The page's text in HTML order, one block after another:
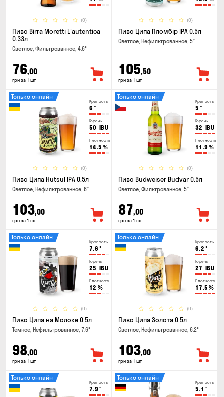
(0)
Пиво Birra Moretti L'autentica
0.33л
Светлое, Фильтрованное, 4.6°
76,00
грн за 1 шт
(0)
Пиво Ципа Пломбір IPA 0.5л
Светлое, Нефильтрованное, 5°
105,50
грн за 1 шт
Крепость
6 °
Горечь
50 IBU
Плотность
14.5 %
(0)
Только онлайн
Пиво Ципа Hutsul IPA 0.5л
Светлое, Нефильтрованное, 6°
103,00
грн за 1 шт
Крепость
5 °
Горечь
32 IBU
Плотность
11.9 %
(0)
Только онлайн
Пиво Budweiser Budvar 0.5л
Светлое, Фильтрованное, 5°
87,00
грн за 1 шт
Крепость
7.6 °
Горечь
25 IBU
Плотность
12 %
(0)
Только онлайн
Пиво Ципа на Молоке 0.5л
Темное, Нефильтрованное, 7.6°
98,00
грн за 1 шт
Крепость
6.2 °
Горечь
27 IBU
Плотность
17.5 %
(0)
Только онлайн
Пиво Ципа Золота 0.5л
Светлое, Нефильтрованное, 6.2°
103,00
грн за 1 шт
Крепость
7.9 °
Только онлайн
Крепость
5.1 °
Только онлайн